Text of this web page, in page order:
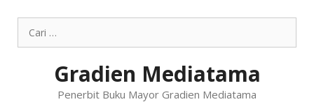
Gradien Mediatama
Penerbit Buku Mayor Gradien Mediatama